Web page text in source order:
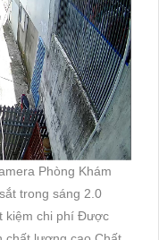
Phòng Khám
trong sáng 2.0
kiệm chi phí Được